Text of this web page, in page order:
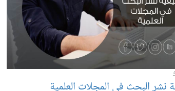
نشر البحث في المجلات العلمية